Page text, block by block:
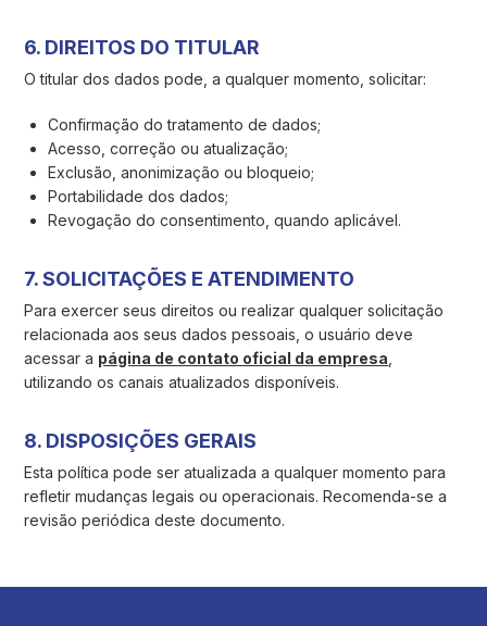
6. DIREITOS DO TITULAR
O titular dos dados pode, a qualquer momento, solicitar:
Confirmação do tratamento de dados;
Acesso, correção ou atualização;
Exclusão, anonimização ou bloqueio;
Portabilidade dos dados;
Revogação do consentimento, quando aplicável.
7. SOLICITAÇÕES E ATENDIMENTO
Para exercer seus direitos ou realizar qualquer solicitação
relacionada aos seus dados pessoais, o usuário deve
acessar a página de contato oficial da empresa
utilizando os canais atualizados disponíveis.
8. DISPOSIÇÕES GERAIS
Esta política pode ser atualizada a qualquer momento para
refletir mudanças legais ou operacionais. Recomenda-se a
revisão periódica deste documento.